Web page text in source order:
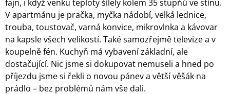
fajn, i když venku teploty šílely kolem 35 stupňů ve stínu.
V apartmánu je pračka, myčka nádobí, velká lednice,
trouba, toustovač, varná konvice, mikrovlnka a kávovar
na kapsle všech velikostí. Také samozřejmě televize a v
koupelně fén. Kuchyň má vybavení základní, ale
dostačující. Nic jsme si dokupovat nemuseli a hned po
příjezdu jsme si řekli o novou pánev a větší věšák na
prádlo – bez problémů nám vše dali.